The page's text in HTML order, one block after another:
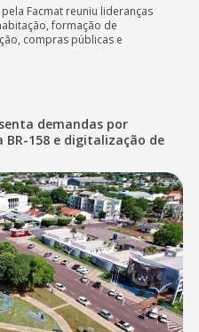
Facmat reuniu lideranças
formação de
compras públicas e
demandas por
158 e digitalização de